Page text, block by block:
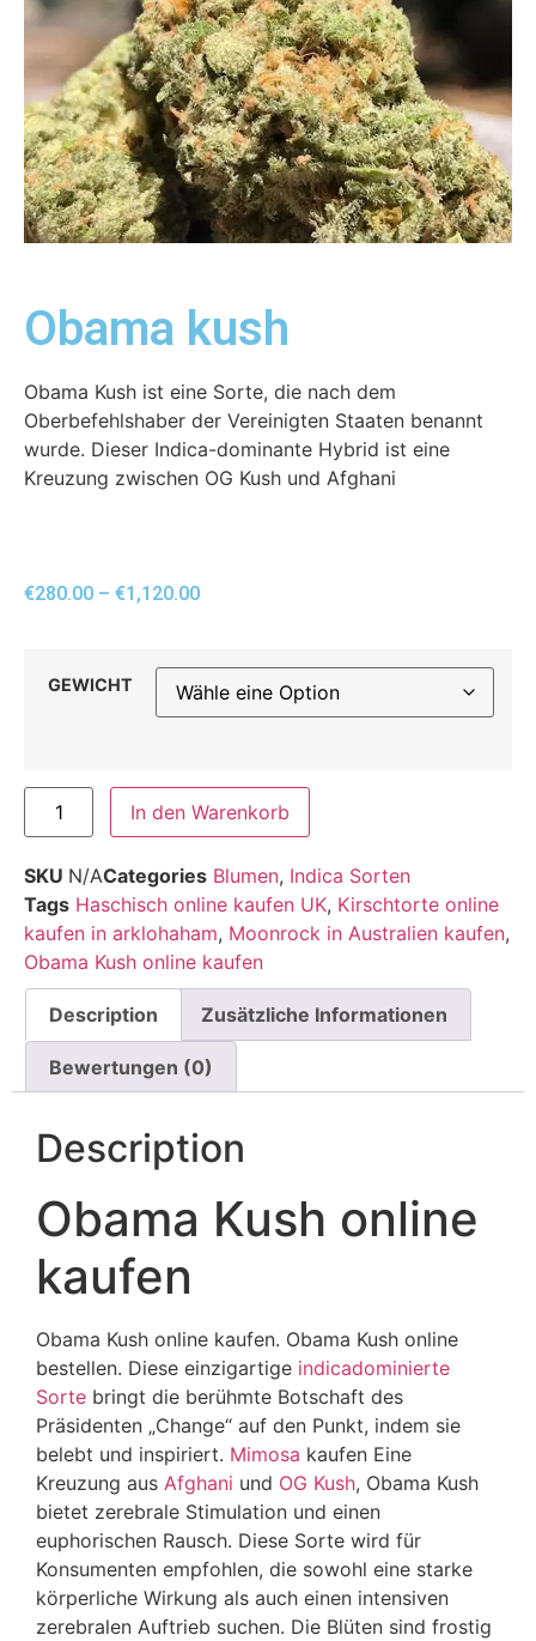
Obama kush
Obama Kush ist eine Sorte, die nach dem
Oberbefehlshaber der Vereinigten Staaten benannt
wurde. Dieser Indica-dominante Hybrid ist eine
Kreuzung zwischen OG Kush und Afghani
€280.00 – €1,120.00
GEWICHT
In den Warenkorb
SKU N/ACategories Blumen, Indica Sorten
Tags Haschisch online kaufen UK, Kirschtorte online
kaufen in arklohaham, Moonrock in Australien kaufen,
Obama Kush online kaufen
Description Zusätzliche Informationen
Bewertungen (0)
Description
Obama Kush online
kaufen
Obama Kush online kaufen. Obama Kush online
bestellen. Diese einzigartige indicadominierte
Sorte bringt die berühmte Botschaft des
Präsidenten „Change“ auf den Punkt, indem sie
belebt und inspiriert. Mimosa kaufen Eine
Kreuzung aus Afghani und OG Kush, Obama Kush
bietet zerebrale Stimulation und einen
euphorischen Rausch. Diese Sorte wird für
Konsumenten empfohlen, die sowohl eine starke
körperliche Wirkung als auch einen intensiven
zerebralen Auftrieb suchen. Die Blüten sind frostig